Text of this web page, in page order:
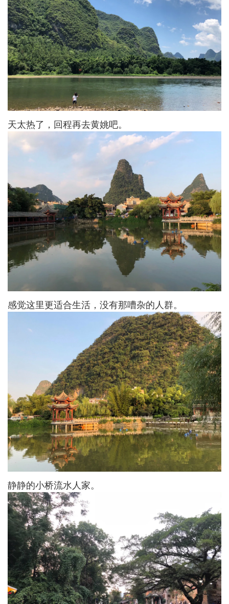
天太热了，回程再去黄姚吧。
感觉这里更适合生活，没有那嘈杂的人群。
静静的小桥流水人家。